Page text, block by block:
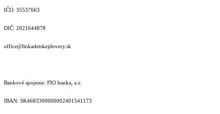
IČO: 35537663
DIČ: 2021644878
office@linkadetskejdovery.sk
Bankové spojenie: FIO banka, a.s.
IBAN: SK46833000000­02401541173